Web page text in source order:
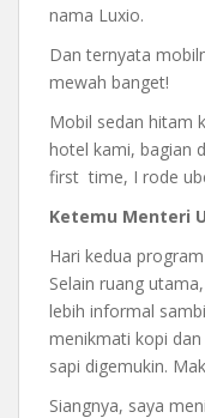
nama Luxio.
Dan ternyata
mewah banget!
Mobil sedan hitam
hotel kami, bagian
first time, I rode
Ketemu Menteri
Hari kedua
Selain ruang
lebih informal
menikmati kopi
sapi digemukin.
Siangnya, saya